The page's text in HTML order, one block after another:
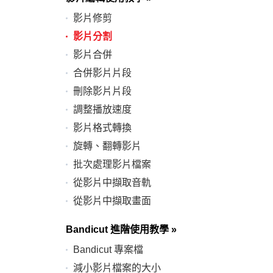
影片修剪
影片分割
影片合併
合併影片片段
刪除影片片段
調整播放速度
影片格式轉換
旋轉、翻轉影片
批次處理影片檔案
從影片中擷取音軌
從影片中擷取畫面
Bandicut 進階使用教學 »
Bandicut 專案檔
減小影片檔案的大小